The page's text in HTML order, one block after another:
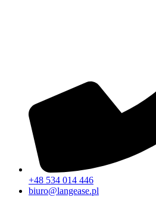
+48 534 014 446
biuro@langease.pl